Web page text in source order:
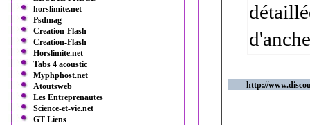
horslimite.net
Psdmag
Creation-Flash
Creation-Flash
Horslimite.net
Tabs 4 acoustic
Myphphost.net
Atoutsweb
Les Entreprenautes
Science-et-vie.net
GT Liens
http://